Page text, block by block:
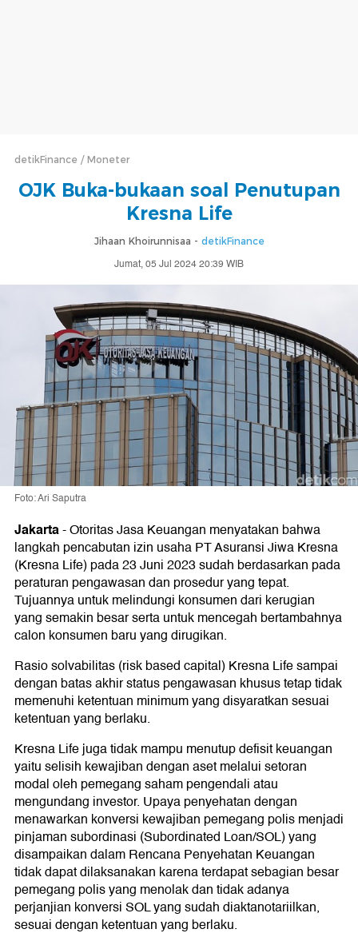
detikFinance Moneter
OJK Buka-bukaan soal Penutupan
Kresna Life
Jihaan Khoirunnisaa - detikFinance
Jumat, 05 Jul 2024 20:39 WIB
Foto: Ari Saputra
Jakarta-Otoritas Jasa Keuangan menyatakan bahwa
langkah pencabutan izin usaha PT Asuransi Jiwa Kresna
(Kresna Life) pada 23 Juni 2023 sudah berdasarkan pada
peraturan pengawasan dan prosedur yang tepat.
Tujuannya untuk melindungi konsumen dari kerugian
yang semakin besar serta untuk mencegah bertambahnya
calon konsumen baru yang dirugikan.
Rasio solvabilitas (risk based capital) Kresna Life sampai
dengan batas akhir status pengawasan khusus tetap tidak
memenuhi ketentuan minimum yang disyaratkan sesuai
ketentuan yang berlaku.
Kresna Life juga tidak mampu menutup defisit keuangan
yaitu selisih kewajiban dengan aset melalui setoran
modal oleh pemegang saham pengendali atau
mengundang investor. Upaya penyehatan dengan
menawarkan konversi kewajiban pemegang polis menjadi
pinjaman subordinasi (Subordinated Loan/SOL) yang
disampaikan dalam Rencana Penyehatan Keuangan
tidak dapat dilaksanakan karena terdapat sebagian besar
pemegang polis yang menolak dan tidak adanya
perjanjian konversi SOL yang sudah diaktanotariilkan,
sesuai dengan ketentuan yang berlaku.